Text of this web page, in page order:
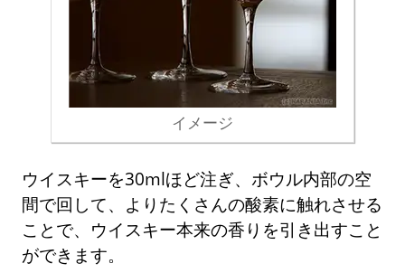
イメージ
ウイスキーを30mlほど注ぎ、ボウル内部の空
間で回して、よりたくさんの酸素に触れさせる
ことで、ウイスキー本来の香りを引き出すこと
ができます。